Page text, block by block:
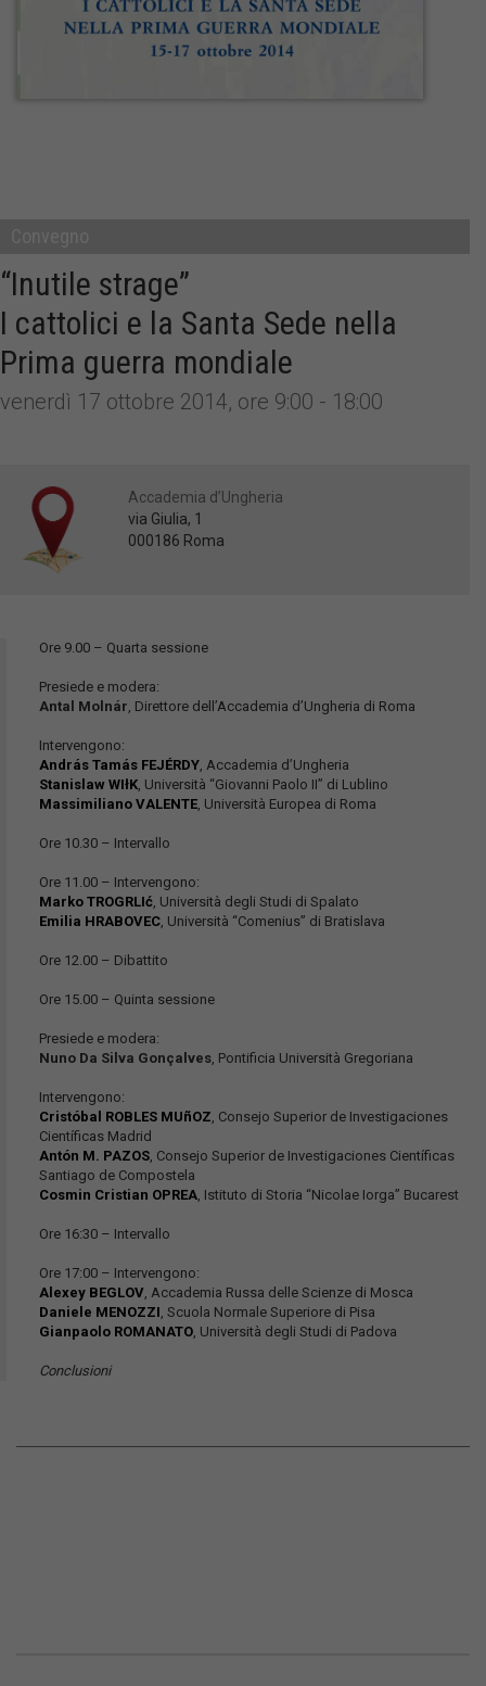
“Inutile strage”
I cattolici e la Santa Sede nella
Prima guerra mondiale
venerdì 17 ottobre 2014, ore 9:00 - 18:00
Accademia d’Ungheria
via Giulia, 1
000186 Roma
Ore 9.00 – Quarta sessione
Presiede e modera:
Antal Molnár, Direttore dell’Accademia d’Ungheria di Roma
Intervengono:
András Tamás FEJÉRDY, Accademia d’Ungheria
Stanislaw WIłK, Università “Giovanni Paolo II” di Lublino
Massimiliano VALENTE, Università Europea di Roma
Ore 10.30 – Intervallo
Ore 11.00 – Intervengono:
Marko TROGRLIć, Università degli Studi di Spalato
Emilia HRABOVEC, Università “Comenius” di Bratislava
Ore 12.00 – Dibattito
Ore 15.00 – Quinta sessione
Presiede e modera:
Nuno Da Silva Gonçalves, Pontificia Università Gregoriana
Intervengono:
Cristóbal ROBLES MUñOZ, Consejo Superior de Investigaciones
Científicas Madrid
Antón M. PAZOS, Consejo Superior de Investigaciones Científicas
Santiago de Compostela
Cosmin Cristian OPREA, Istituto di Storia “Nicolae Iorga” Bucarest
Ore 16:30 – Intervallo
Ore 17:00 – Intervengono:
Alexey BEGLOV, Accademia Russa delle Scienze di Mosca
Daniele MENOZZI, Scuola Normale Superiore di Pisa
Gianpaolo ROMANATO, Università degli Studi di Padova
Conclusioni